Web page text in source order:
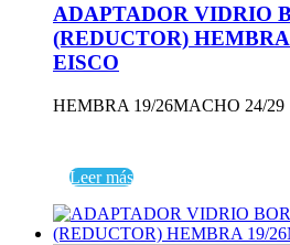
ADAPTADOR VIDRIO
(REDUCTOR)
EISCO
HEMBRA 19/26MACHO 24/29
Leer más